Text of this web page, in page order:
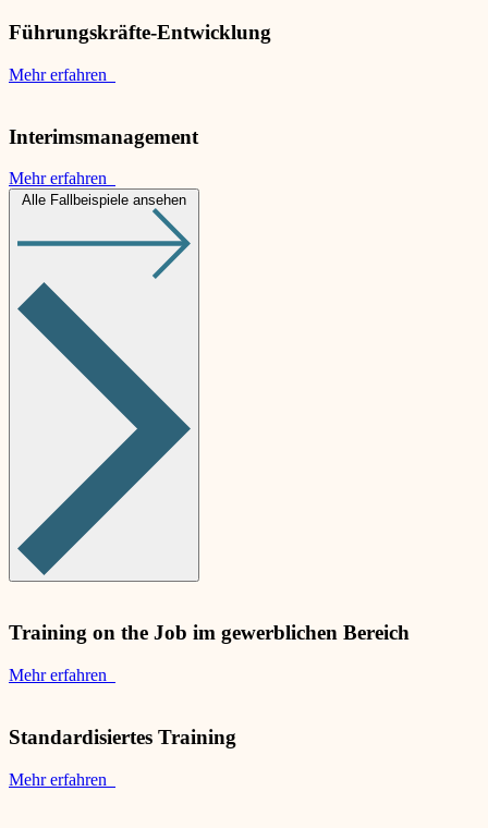
Führungskräfte-Entwicklung
Mehr erfahren
Interimsmanagement
Mehr erfahren
Alle Fallbeispiele ansehen
Training on the Job im gewerblichen Bereich
Mehr erfahren
Standardisiertes Training
Mehr erfahren